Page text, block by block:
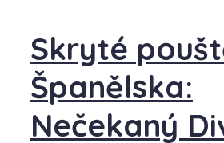
Skryté
Španělska:
Nečekaný